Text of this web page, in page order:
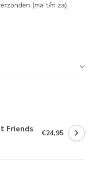
(ma t/m za)
Friends €24,95